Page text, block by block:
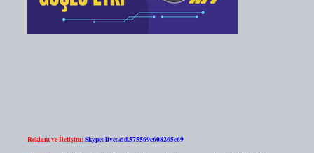
Reklam ve İletişim:Skype: live:.cid.575569c608265c69